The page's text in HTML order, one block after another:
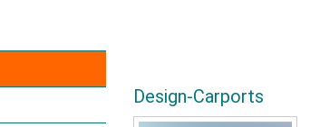
Design-Carports